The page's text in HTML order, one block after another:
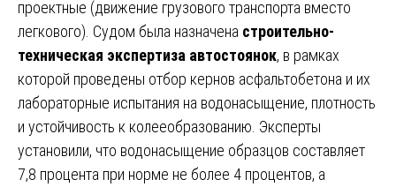
проектные (движение грузового транспорта вместо
легкового). Судом была назначена строительно-
техническая экспертиза автостоянок, в рамках
которой проведены отбор кернов асфальтобетона и их
лабораторные испытания на водонасыщение, плотность
и устойчивость к колееобразованию. Эксперты
установили, что водонасыщение образцов составляет
7,8 процента при норме не более 4 процентов, а